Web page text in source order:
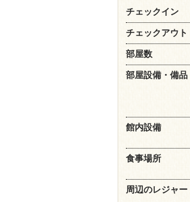
チェックイン
チェックアウト
部屋数
部屋設備・備品
館内設備
食事場所
周辺のレジャー